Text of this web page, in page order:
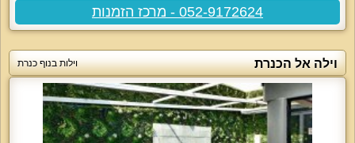
052-9172624 - מרכז הזמנות
וילה אל הכנרת וילות בנוף כנרת